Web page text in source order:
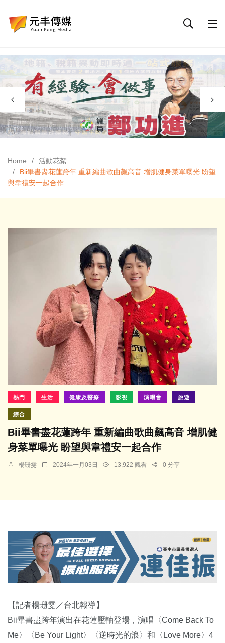
Home
活動花絮
Bii畢書盡花蓮跨年 重新編曲歌曲飆高音 增肌健身菜單曝光 盼望
與韋禮安一起合作
熱門 生活 健康及醫療 影視 演唱會 旅遊
綜合
Bii畢書盡花蓮跨年 重新編曲歌曲飆高音 增肌健
身菜單曝光 盼望與韋禮安一起合作
楊珊雯 2024年一月03日 13,922 觀看 0 分享
【記者楊珊雯／台北報導】
Bii畢書盡跨年演出在花蓮壓軸登場，演唱〈Come Back To
Me〉〈Be Your Light〉〈逆時光的浪〉和〈Love More〉4